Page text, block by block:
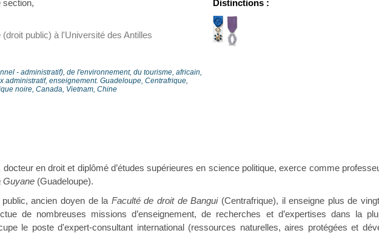
section,
public) à l'Université des Antilles
- administratif), de l'environnement, du tourisme, africain,
administratif, enseignement. Guadeloupe, Centrafrique,
noire, Canada, Vietnam, Chine
Distinctions :
en droit et diplômé d’études supérieures en science politique, exerce comme
Guyane (Guadeloupe).
ancien doyen de la Faculté de droit de Bangui (Centrafrique), il enseigne plus de
de nombreuses missions d’enseignement, de recherches et d’expertises dans la
le poste d'expert-consultant international (ressources naturelles, aires protégées et